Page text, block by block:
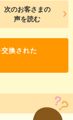
次のお客さまの
声を読む
換された